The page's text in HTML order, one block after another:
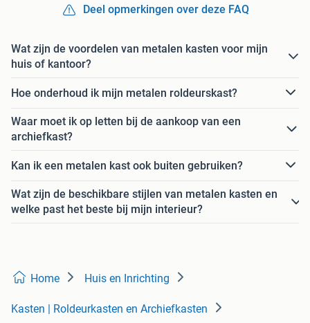
Deel opmerkingen over deze FAQ
Wat zijn de voordelen van metalen kasten voor mijn
huis of kantoor?
Hoe onderhoud ik mijn metalen roldeurskast?
Waar moet ik op letten bij de aankoop van een
archiefkast?
Kan ik een metalen kast ook buiten gebruiken?
Wat zijn de beschikbare stijlen van metalen kasten en
welke past het beste bij mijn interieur?
Home Huis en Inrichting
Kasten | Roldeurkasten en Archiefkasten